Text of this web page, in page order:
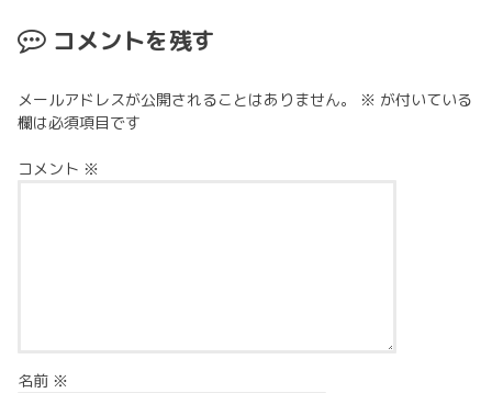
コメントを残す
メールアドレスが公開されることはありません。 ※ が付いている
欄は必須項目です
コメント ※
名前 ※